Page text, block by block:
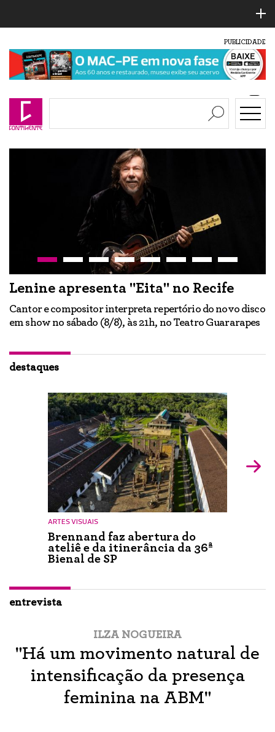
PUBLICIDADE
Lenine apresenta "Eita" no Recife
Cantor e compositor interpreta repertório do novo disco
em show no sábado (8/8), às 21h, no Teatro Guararapes
destaques
ARTES VISUAIS
Brennand faz abertura do
ateliê e da itinerância da 36ª
Bienal de SP
entrevista
ILZA NOGUEIRA
"Há um movimento natural de
intensificação da presença
feminina na ABM"